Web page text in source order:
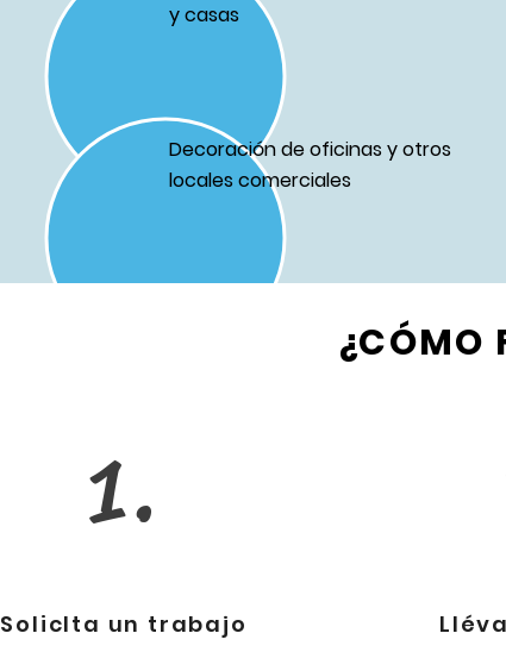
y casas
Decoración de oficinas y otros
locales comerciales
1.
SolicIta un trabajo
¿CÓMO